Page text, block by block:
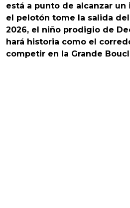
está a punto de alcanzar
el pelotón tome la salida del
2026, el niño prodigio de
hará historia como el
competir en la Grande